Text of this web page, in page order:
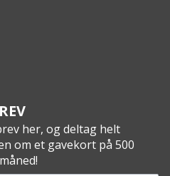
øget synlighed
cm
her, og deltag helt
om et gavekort på 500